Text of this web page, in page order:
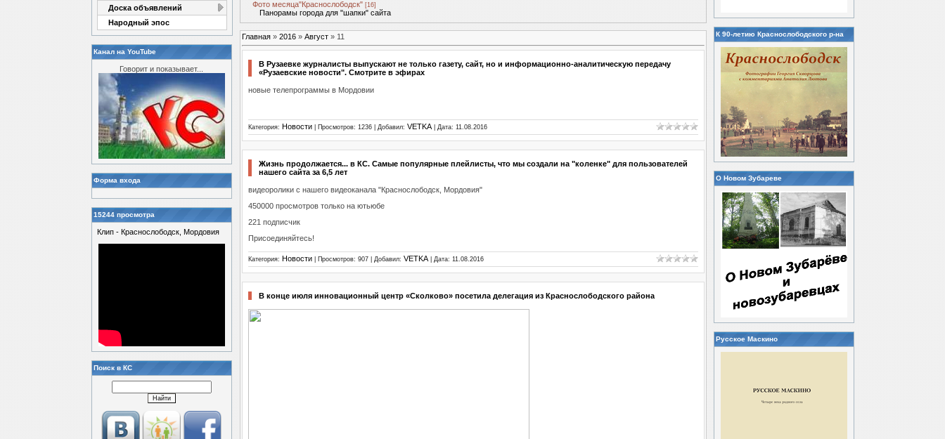
Доска объявлений
Народный эпос
Канал на YouTube
Говорит и показывает...
Форма входа
15244 просмотра
Клип - Краснослободск, Мордовия
Поиск в КС
Фото месяца"Краснослободск" [16]
Панорамы города для "шапки" сайта
Главная» 2016 » Август » 11
В Рузаевке журналисты выпускают не только газету, сайт, но и информационно-аналитическую передачу
«Рузаевские новости". Смотрите в эфирах
новые телепрограммы в Мордовии
Категория: Новости| Просмотров: 1236 | Добавил: VETKA| Дата: 11.08.2016
Жизнь продолжается... в КС. Самые популярные плейлисты, что мы создали на "коленке" для пользователей
нашего сайта за 6,5 лет
видеоролики с нашего видеоканала "Краснослободск, Мордовия"
450000 просмотров только на ютьюбе
221 подписчик
Присоединяйтесь!
Категория: Новости| Просмотров: 907 | Добавил: VETKA| Дата: 11.08.2016
В конце июля инновационный центр «Сколково» посетила делегация из Краснослободского района
К 90-летию Краснослободского р-на
О Новом Зубареве
Русское Маскино